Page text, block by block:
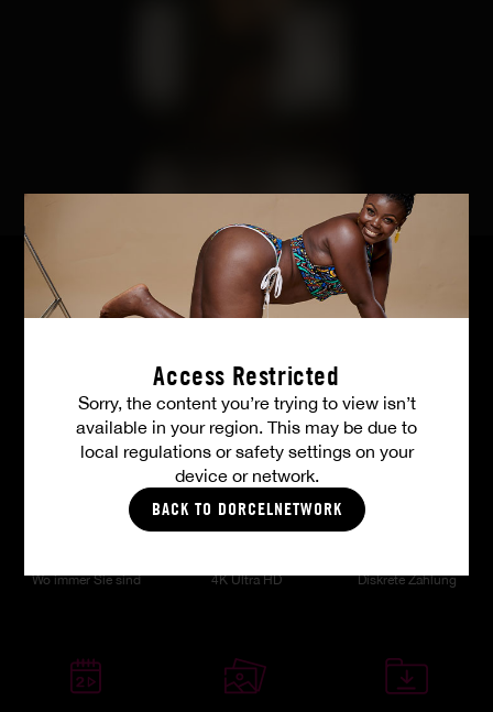
Access Restricted
Sorry, the content you’re trying to view isn’t
available in your region. This may be due to
local regulations or safety settings on your
device or network.
BACK TO DORCELNETWORK
Ihre Mitgliedervorteile
Wo immer Sie sind 4K Ultra HD Diskrete Zahlung